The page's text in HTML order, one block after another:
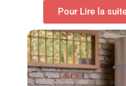
Pour Lire la